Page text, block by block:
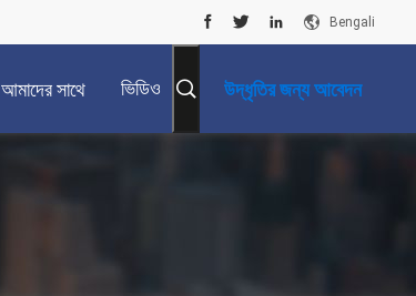
Bengali
আমাদের সাথে ভিডিও উদ্ধৃতির জন্য আবেদন